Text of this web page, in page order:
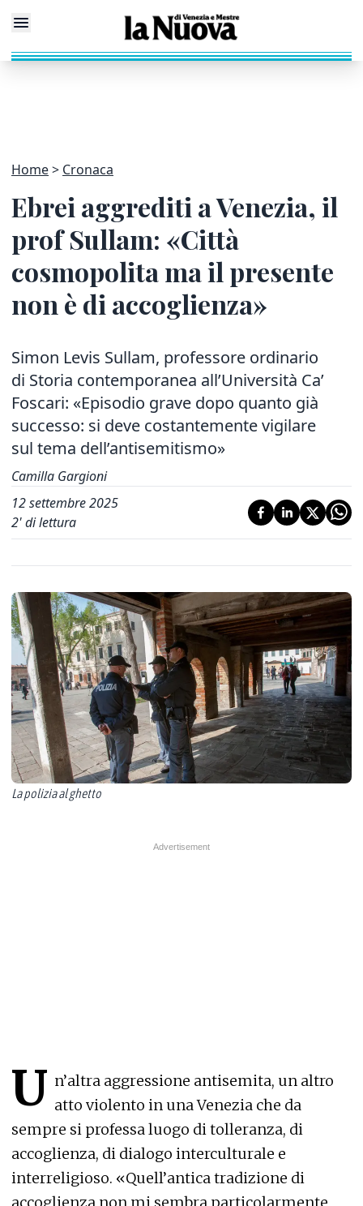
Home Cronaca
Ebrei aggrediti a Venezia, il
prof Sullam: «Città
cosmopolita ma il presente
non è di accoglienza»
Simon Levis Sullam, professore ordinario
di Storia contemporanea all’Università Ca’
Foscari: «Episodio grave dopo quanto già
successo: si deve costantemente vigilare
sul tema dell’antisemitismo»
Camilla Gargioni
12 settembre 2025
2' di lettura
La polizia al ghetto
U n’altra aggressione antisemita, un altro
atto violento in una Venezia che da
sempre si professa luogo di tolleranza, di
accoglienza, di dialogo interculturale e
interreligioso. «Quell’antica tradizione di